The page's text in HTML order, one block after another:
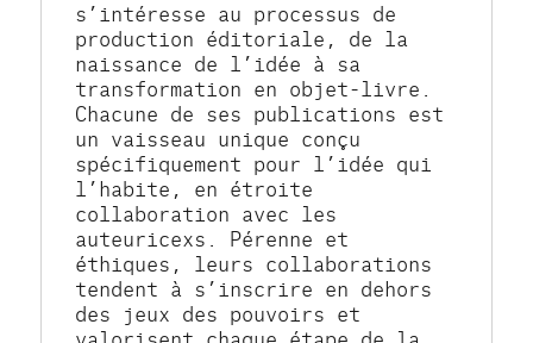
s’intéresse au processus de
production éditoriale, de la
naissance de l’idée à sa
transformation en objet-livre.
Chacune de ses publications est
un vaisseau unique conçu
spécifiquement pour l’idée qui
l’habite, en étroite
collaboration avec les
auteuricexs. Pérenne et
éthiques, leurs collaborations
tendent à s’inscrire en dehors
des jeux des pouvoirs et